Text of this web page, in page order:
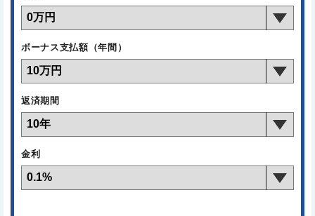
ボーナス支払額（年間）
返済期間
金利